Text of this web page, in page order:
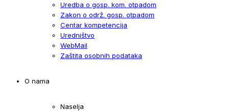
Uredba o gosp. kom. otpadom
Zakon o održ. gosp. otpadom
Centar kompetencija
Uredništvo
WebMail
Zaštita osobnih podataka
O nama
Naselja